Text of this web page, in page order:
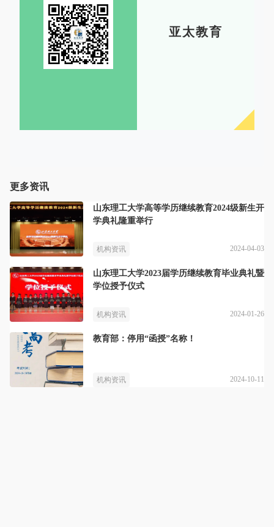
亚太教育
更多资讯
山东理工大学高等学历继续教育2024级新生开
学典礼隆重举行
机构资讯 2024-04-03
山东理工大学2023届学历继续教育毕业典礼暨
学位授予仪式
机构资讯 2024-01-26
教育部：停用“函授”名称！
机构资讯 2024-10-11